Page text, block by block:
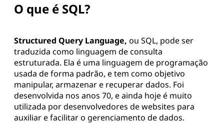
O que é SQL?
Structured Query Language, ou SQL, pode ser
traduzida como linguagem de consulta
estruturada. Ela é uma linguagem de programação
usada de forma padrão, e tem como objetivo
manipular, armazenar e recuperar dados. Foi
desenvolvida nos anos 70, e ainda hoje é muito
utilizada por desenvolvedores de websites para
auxiliar e facilitar o gerenciamento de dados.